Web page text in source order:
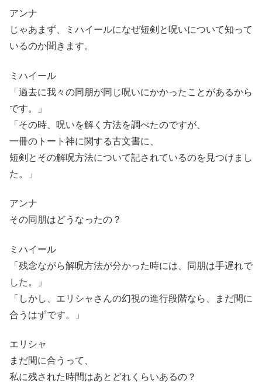
アンナ
じゃあまず、ミハイールになぜ短剣と呪いについて知って
いるのか聞きます。
ミハイール
「過去に我々の同朋が同じ呪いにかかったことがあるから
です。」
「その時、呪いを解く方法を調べたのですが、
一冊のトート神に関する古文書に、
短剣とその解呪方法について記されているのを見つけまし
た。」
アンナ
その同朋はどうなったの？
ミハイール
「残念ながら解呪方法が分かった時には、同朋は手遅れで
した。」
「しかし、エリシャさんの幻視の進行段階なら、まだ間に
合うはずです。」
エリシャ
まだ間に合うって、
私に残された時間はあとどれくらいあるの？